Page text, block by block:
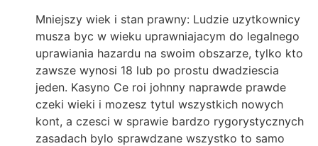
Mniejszy wiek i stan prawny: Ludzie uzytkownicy
musza byc w wieku uprawniajacym do legalnego
uprawiania hazardu na swoim obszarze, tylko kto
zawsze wynosi 18 lub po prostu dwadziescia
jeden. Kasyno Ce roi johnny naprawde prawde
czeki wieki i mozesz tytul wszystkich nowych
kont, a czesci w sprawie bardzo rygorystycznych
zasadach bylo sprawdzane wszystko to samo